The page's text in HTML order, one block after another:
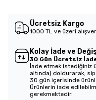
Ücretsiz Kargo
1000 TL ve üzeri
Kolay İade ve
30 Gün Ücretsiz
İade etmek istediğiniz
altında) doldurarak,
30 gün içerisinde
Ürünlerin iade
gerekmektedir.